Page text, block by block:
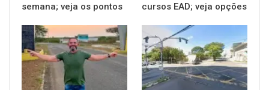
semana; veja os pontos
cursos EAD; veja opções